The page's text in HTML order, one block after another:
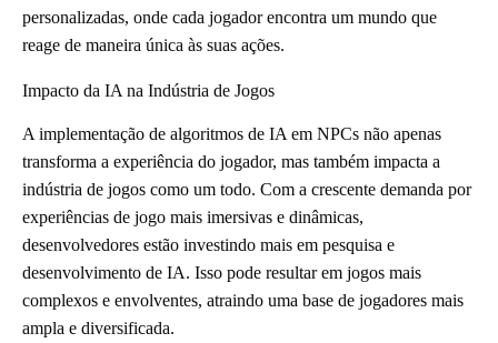
personalizadas, onde cada jogador encontra um mundo que
reage de maneira única às suas ações.
Impacto da IA na Indústria de Jogos
A implementação de algoritmos de IA em NPCs não apenas
transforma a experiência do jogador, mas também impacta a
indústria de jogos como um todo. Com a crescente demanda por
experiências de jogo mais imersivas e dinâmicas,
desenvolvedores estão investindo mais em pesquisa e
desenvolvimento de IA. Isso pode resultar em jogos mais
complexos e envolventes, atraindo uma base de jogadores mais
ampla e diversificada.